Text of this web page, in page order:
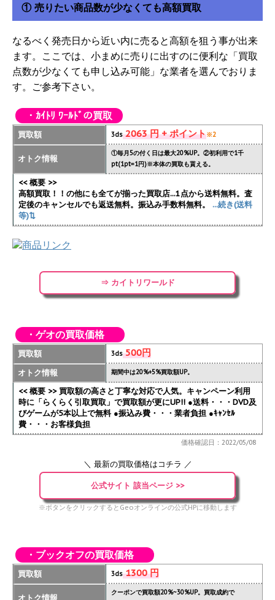
① 売りたい商品数が少なくても高額買取
なるべく発売日から近い内に売ると高額を狙う事が出来
ます。ここでは、小まめに売りに出すのに便利な「買取
点数が少なくても申し込み可能」な業者を選んでおりま
す。ご参考下さい。
・ｶｲﾄﾘ ﾜｰﾙﾄﾞの買取
買取額 3ds2063 円 + ポイント※2
オトク情報
①毎月5の付く日は最大20%UP。②初利用で1千
pt(1pt=1円)※本体の買取も貰える。
<< 概要 >>
高額買取！！の他にも全てが揃った買取店...1点から送料無料。査
定後のキャンセルでも返送無料。振込み手数料無料。
...続き(送料
等)⇅
⇒ カイトリワールド
・ゲオの買取価格
買取額 3ds500円
オトク情報 期間中は20%+5%買取額UP。
<< 概要 >> 買取額の高さと丁寧な対応で人気。キャンペーン利用
時に「らくらく引取買取」で買取額が更にUP!! ●送料・・・DVD及
びゲームが5本以上で無料 ●振込み費・・・業者負担 ●ｷｬﾝｾﾙ
費・・・お客様負担
価格確認日：2022/05/08
＼ 最新の買取価格はコチラ ／
公式サイト 該当ページ >>
※ボタンをクリックするとGeoオンラインの公式HPに移動します
・ブックオフの買取価格
買取額 3ds1300 円
オトク情報
クーポンで買取額20%~30%UP。買取成約で